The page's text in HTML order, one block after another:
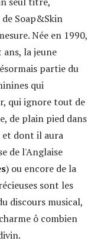
Soap&Skin
Née en 1990,
la jeune
partie du
qui
qui ignore tout de
de plain pied dans
dont il aura
de l'Anglaise
) ou encore de la
sont les
discours musical,
ô combien